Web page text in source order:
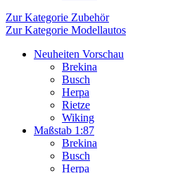
Zur Kategorie Zubehör
Zur Kategorie Modellautos
Neuheiten Vorschau
Brekina
Busch
Herpa
Rietze
Wiking
Maßstab 1:87
Brekina
Busch
Herpa